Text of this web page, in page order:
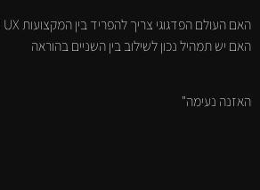
האם העולם הפדגוגי צריך להפריד בין המקצועות UX ו-UI?
האם יש תמהיל נכון לשילוב בין השניים בהוראה
האזנה נעימה"